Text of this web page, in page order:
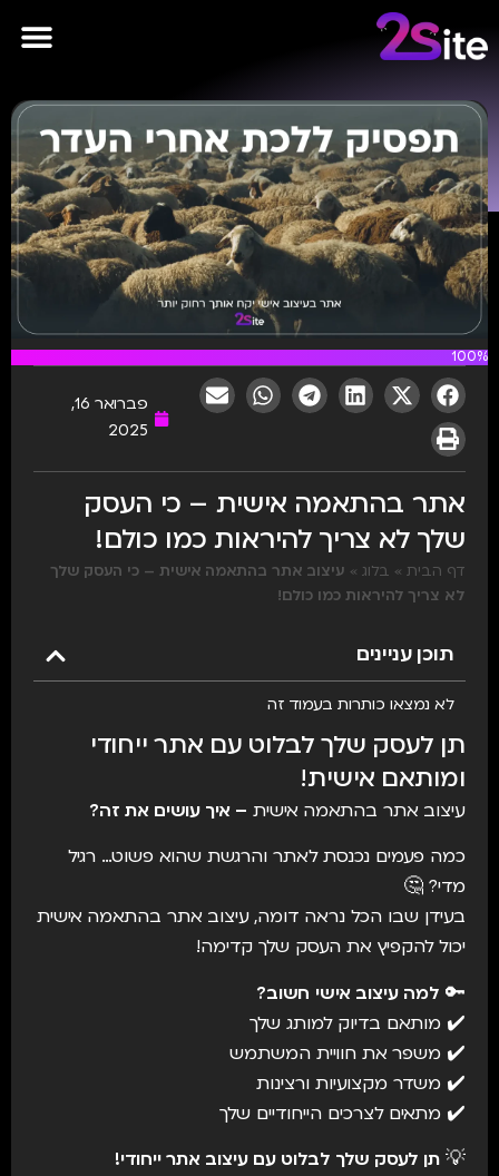
100%
פברואר 16,
2025
אתר בהתאמה אישית – כי העסק
שלך לא צריך להיראות כמו כולם!
דף הבית » בלוג » עיצוב אתר בהתאמה אישית – כי העסק שלך
לא צריך להיראות כמו כולם!
תוכן עניינים
לא נמצאו כותרות בעמוד זה
תן לעסק שלך לבלוט עם אתר ייחודי
ומותאם אישית!
עיצוב אתר בהתאמה אישית – איך עושים את זה?
כמה פעמים נכנסת לאתר והרגשת שהוא פשוט… רגיל
מדי? 🤔
בעידן שבו הכל נראה דומה, עיצוב אתר בהתאמה אישית
יכול להקפיץ את העסק שלך קדימה!
🔑 למה עיצוב אישי חשוב?
✔️ מותאם בדיוק למותג שלך
✔️ משפר את חוויית המשתמש
✔️ משדר מקצועיות ורצינות
✔️ מתאים לצרכים הייחודיים שלך
💡 תן לעסק שלך לבלוט עם עיצוב אתר ייחודי!